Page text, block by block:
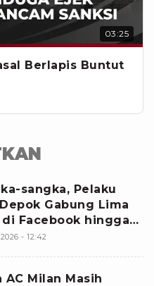
03:25
Berlapis Buntut
sangka, Pelaku
Gabung Lima
di Facebook hingga
- 12:42
AC Milan Masih